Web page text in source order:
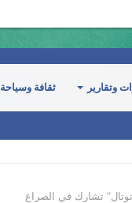
وتقارير ثقافة وسياحة
تشارك في الصراع